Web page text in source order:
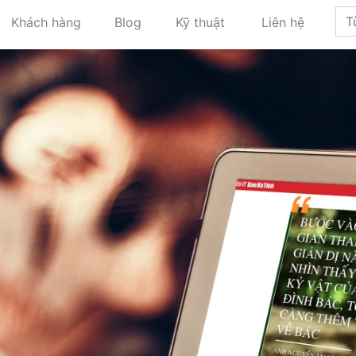
Khách hàng Blog Kỹ thuật Liên hệ